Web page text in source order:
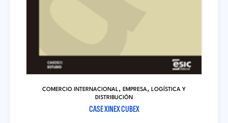
COMERCIO INTERNACIONAL, EMPRESA, LOGÍSTICA Y
DISTRIBUCIÓN
CASE XINEX CUBEX